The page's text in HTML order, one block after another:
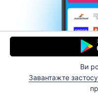
Ви
Завантажте
Контакти
© 2006–2026